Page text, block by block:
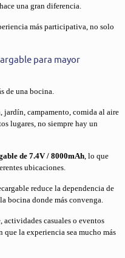
una gran diferencia.
más participativa, no solo
para mayor
de una bocina.
jardín, campamento, comida al aire
lugares, no siempre hay un
de 7.4V / 8000mAh, lo que
ubicaciones.
reduce la dependencia de
bocina donde más convenga.
actividades casuales o eventos
la experiencia sea mucho más